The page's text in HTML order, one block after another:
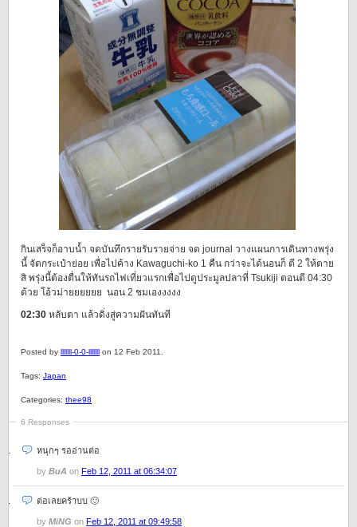
กินเสร็จก็อาบน้ำ จดบันทึกรายรับรายจ่าย จด journal วางแผนการเดินทางพรุ่ง
นี้ จัดกระเป๋าย่อย เพื่อไปค้าง Kawaguchi-ko 1 คืน กว่าจะได้นอนก็ ตี 2 ให้ตาย
สิ พรุ่งนี้ต้องตื่นให้ทันรถไฟเที่ยวแรกเพื่อไปดูประมูลปลาที่ Tsukiji ตอนตี 04:30
ด้วย โอ้วม่ายยยยยย นอน 2 ชมเองงงงง
02:30 หลับตา แล้วดิ่งสู่ความฝันทันที
Posted by lllllll-0-0-lllllll on 12 Feb 2011.
Tags: Japan
Categories: thee98
6 Responses
หนุกๆ รออ่านต่อ
by BuA on Feb 12, 2011 at 06:34:07
ต่อเลยคร้าบบ 🙂
by MiNG on Feb 12, 2011 at 09:49:58